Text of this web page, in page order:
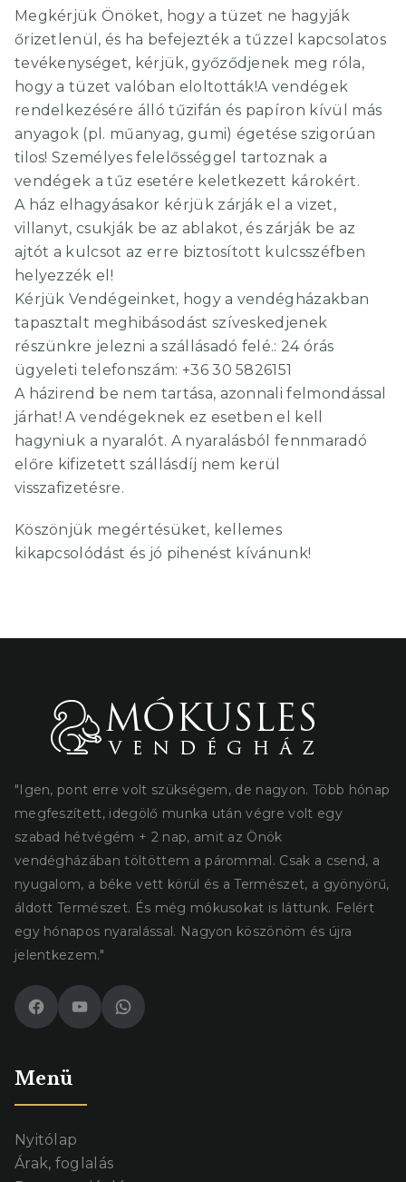
Megkérjük Önöket, hogy a tüzet ne hagyják
őrizetlenül, és ha befejezték a tűzzel kapcsolatos
tevékenységet, kérjük, győződjenek meg róla,
hogy a tüzet valóban eloltották!A vendégek
rendelkezésére álló tűzifán és papíron kívül más
anyagok (pl. műanyag, gumi) égetése szigorúan
tilos! Személyes felelősséggel tartoznak a
vendégek a tűz esetére keletkezett károkért.
A ház elhagyásakor kérjük zárják el a vizet,
villanyt, csukják be az ablakot, és zárják be az
ajtót a kulcsot az erre biztosított kulcsszéfben
helyezzék el!
Kérjük Vendégeinket, hogy a vendégházakban
tapasztalt meghibásodást szíveskedjenek
részünkre jelezni a szállásadó felé.: 24 órás
ügyeleti telefonszám: +36 30 5826151
A házirend be nem tartása, azonnali felmondással
járhat! A vendégeknek ez esetben el kell
hagyniuk a nyaralót. A nyaralásból fennmaradó
előre kifizetett szállásdíj nem kerül
visszafizetésre.
Köszönjük megértésüket, kellemes
kikapcsolódást és jó pihenést kívánunk!
"Igen, pont erre volt szükségem, de nagyon. Több hónap
megfeszített, idegölő munka után végre volt egy
szabad hétvégém + 2 nap, amit az Önök
vendégházában töltöttem a párommal. Csak a csend, a
nyugalom, a béke vett körül és a Természet, a gyönyörű,
áldott Természet. És még mókusokat is láttunk. Felért
egy hónapos nyaralással. Nagyon köszönöm és újra
jelentkezem."
FacebookYouTubeWhatsApp
Menü
Nyitólap
Árak, foglalás